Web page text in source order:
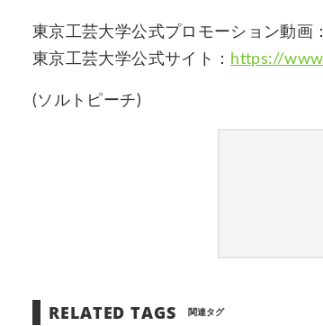
東京工芸大学公式プロモーション動画：
東京工芸大学公式サイト：
https://
(ソルトピーチ)
RELATED TAGS 関連タグ